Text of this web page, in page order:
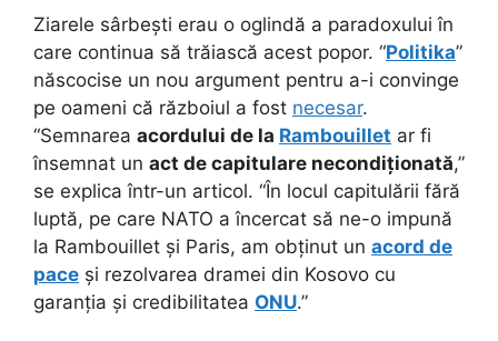
Ziarele sârbești erau o oglindă a paradoxului în
care continua să trăiască acest popor. “Politika”
născocise un nou argument pentru a-i convinge
pe oameni că războiul a fost necesar.
“Semnarea acordului de la Rambouillet ar fi
însemnat un act de capitulare necondiționată,”
se explica într-un articol. “În locul capitulării fără
luptă, pe care NATO a încercat să ne-o impună
la Rambouillet și Paris, am obținut un acord de
pace și rezolvarea dramei din Kosovo cu
garanția și credibilitatea ONU.”